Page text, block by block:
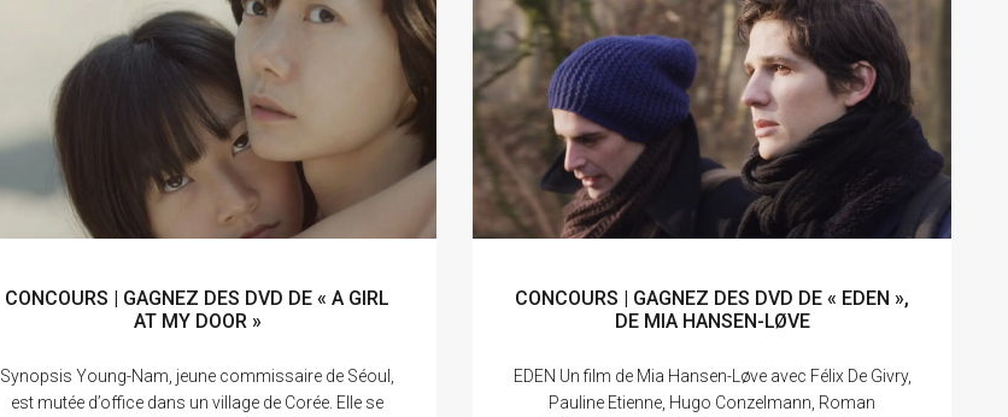
CONCOURS | GAGNEZ DES DVD DE « A GIRL
AT MY DOOR »
Synopsis Young-Nam, jeune commissaire de Séoul,
est mutée d’office dans un village de Corée. Elle se
CONCOURS | GAGNEZ DES DVD DE « EDEN »,
DE MIA HANSEN-LØVE
EDEN Un film de Mia Hansen-Løve avec Félix De Givry,
Pauline Etienne, Hugo Conzelmann, Roman